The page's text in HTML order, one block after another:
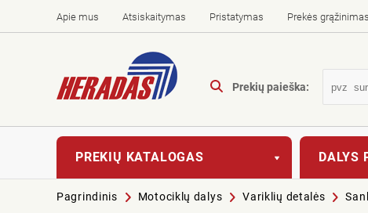
Apie mus Atsiskaitymas Pristatymas Prekės grąžinimas
Prekių paieška:
PREKIŲ KATALOGAS DALYS
Pagrindinis Motociklų dalys Variklių detalės